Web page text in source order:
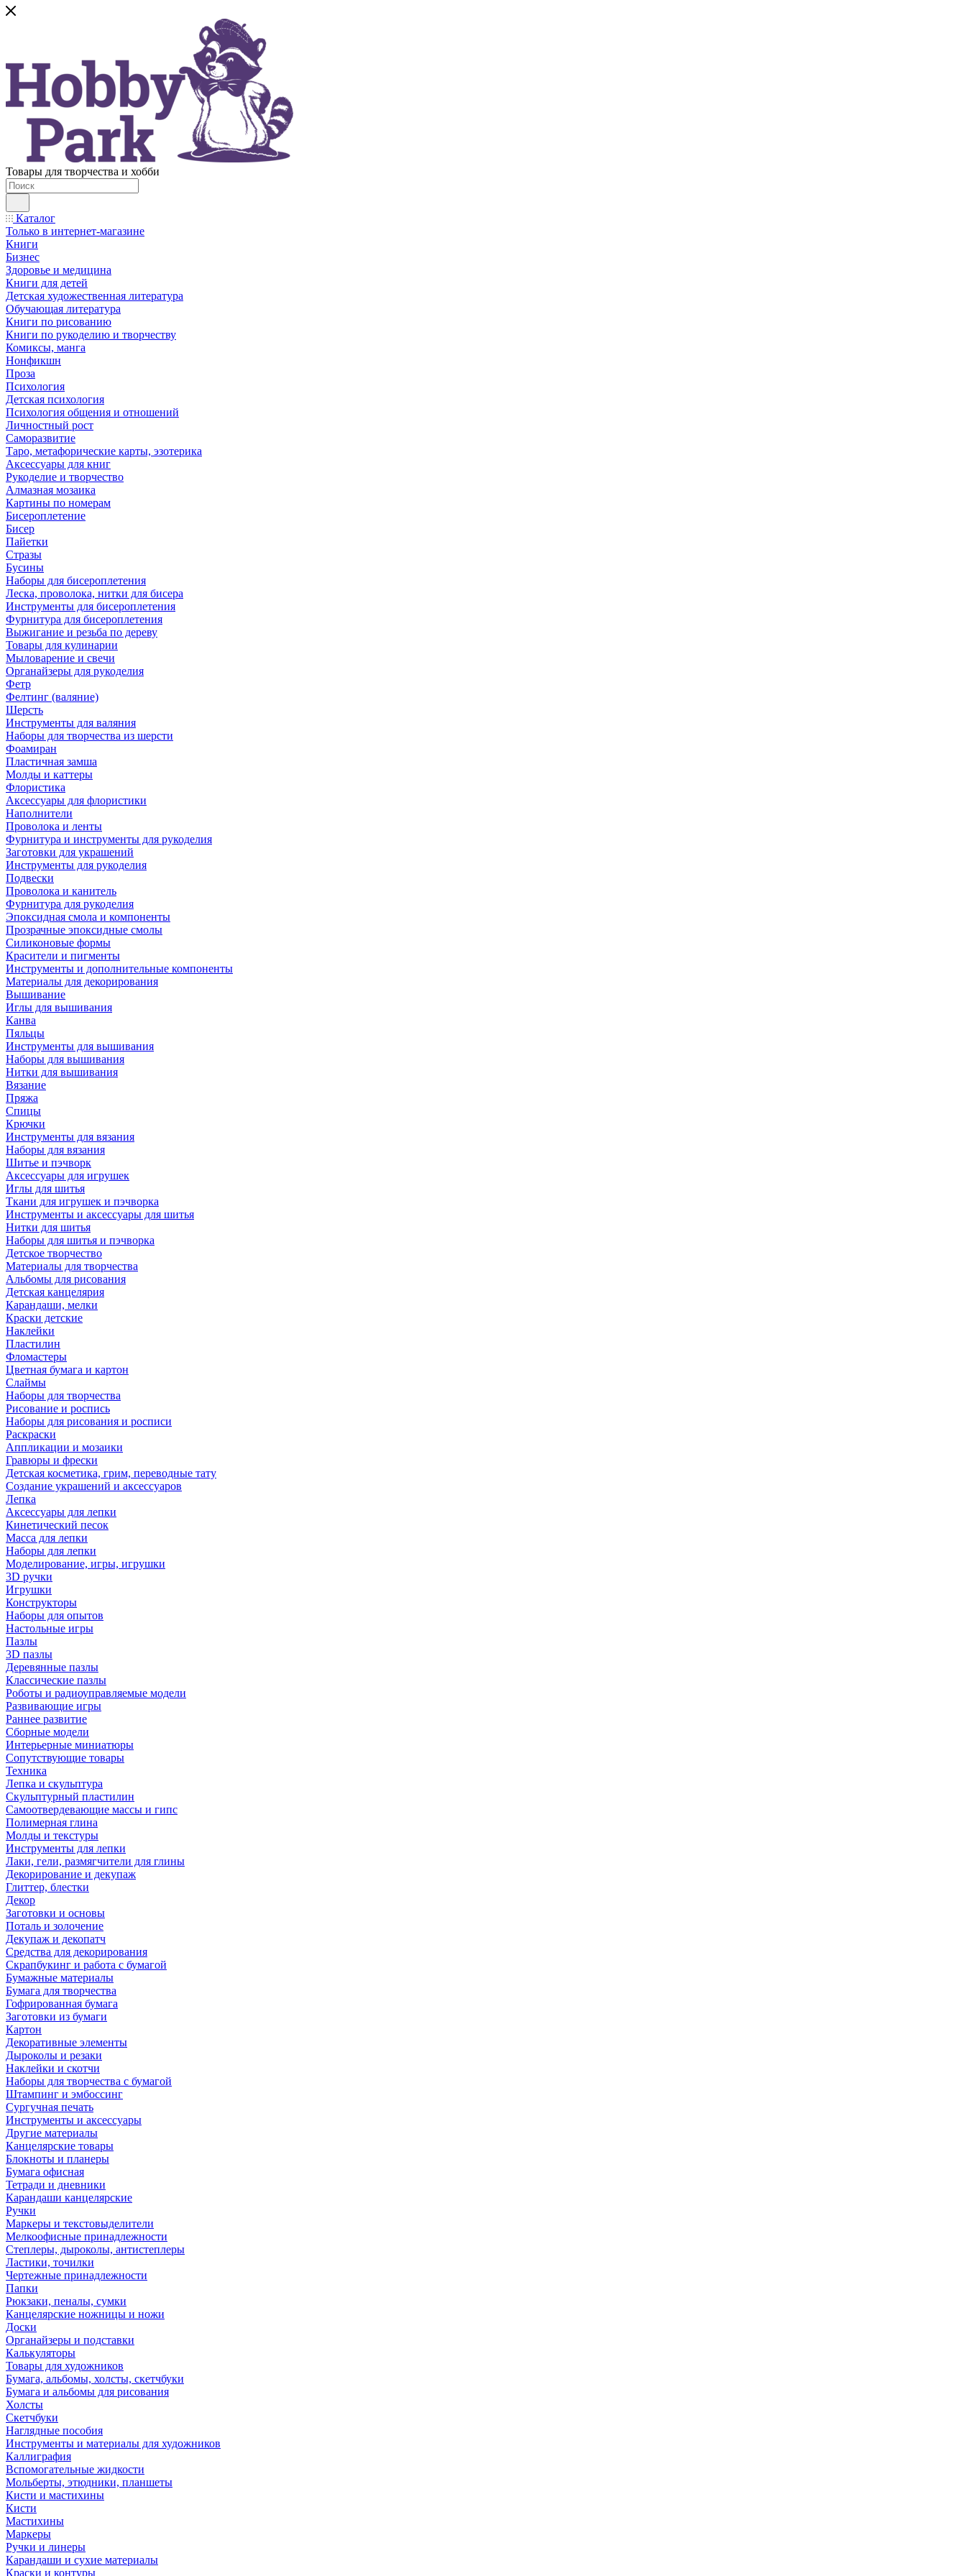
Товары для творчества и хобби
Каталог
Только в интернет-магазине
Книги
Бизнес
Здоровье и медицина
Книги для детей
Детская художественная литература
Обучающая литература
Книги по рисованию
Книги по рукоделию и творчеству
Комиксы, манга
Нонфикшн
Проза
Психология
Детская психология
Психология общения и отношений
Личностный рост
Саморазвитие
Таро, метафорические карты, эзотерика
Аксессуары для книг
Рукоделие и творчество
Алмазная мозаика
Картины по номерам
Бисероплетение
Бисер
Пайетки
Стразы
Бусины
Наборы для бисероплетения
Леска, проволока, нитки для бисера
Инструменты для бисероплетения
Фурнитура для бисероплетения
Выжигание и резьба по дереву
Товары для кулинарии
Мыловарение и свечи
Органайзеры для рукоделия
Фетр
Фелтинг (валяние)
Шерсть
Инструменты для валяния
Наборы для творчества из шерсти
Фоамиран
Пластичная замша
Молды и каттеры
Флористика
Аксессуары для флористики
Наполнители
Проволока и ленты
Фурнитура и инструменты для рукоделия
Заготовки для украшений
Инструменты для рукоделия
Подвески
Проволока и канитель
Фурнитура для рукоделия
Эпоксидная смола и компоненты
Прозрачные эпоксидные смолы
Силиконовые формы
Красители и пигменты
Инструменты и дополнительные компоненты
Материалы для декорирования
Вышивание
Иглы для вышивания
Канва
Пяльцы
Инструменты для вышивания
Наборы для вышивания
Нитки для вышивания
Вязание
Пряжа
Спицы
Крючки
Инструменты для вязания
Наборы для вязания
Шитье и пэчворк
Аксессуары для игрушек
Иглы для шитья
Ткани для игрушек и пэчворка
Инструменты и аксессуары для шитья
Нитки для шитья
Наборы для шитья и пэчворка
Детское творчество
Материалы для творчества
Альбомы для рисования
Детская канцелярия
Карандаши, мелки
Краски детские
Наклейки
Пластилин
Фломастеры
Цветная бумага и картон
Слаймы
Наборы для творчества
Рисование и роспись
Наборы для рисования и росписи
Раскраски
Аппликации и мозаики
Гравюры и фрески
Детская косметика, грим, переводные тату
Создание украшений и аксессуаров
Лепка
Аксессуары для лепки
Кинетический песок
Масса для лепки
Наборы для лепки
Моделирование, игры, игрушки
3D ручки
Игрушки
Конструкторы
Наборы для опытов
Настольные игры
Пазлы
3D пазлы
Деревянные пазлы
Классические пазлы
Роботы и радиоуправляемые модели
Развивающие игры
Раннее развитие
Сборные модели
Интерьерные миниатюры
Сопутствующие товары
Техника
Лепка и скульптура
Скульптурный пластилин
Самоотвердевающие массы и гипс
Полимерная глина
Молды и текстуры
Инструменты для лепки
Лаки, гели, размягчители для глины
Декорирование и декупаж
Глиттер, блестки
Декор
Заготовки и основы
Поталь и золочение
Декупаж и декопатч
Средства для декорирования
Скрапбукинг и работа с бумагой
Бумажные материалы
Бумага для творчества
Гофрированная бумага
Заготовки из бумаги
Картон
Декоративные элементы
Дыроколы и резаки
Наклейки и скотчи
Наборы для творчества с бумагой
Штампинг и эмбоссинг
Сургучная печать
Инструменты и аксессуары
Другие материалы
Канцелярские товары
Блокноты и планеры
Бумага офисная
Тетради и дневники
Карандаши канцелярские
Ручки
Маркеры и текстовыделители
Мелкоофисные принадлежности
Степлеры, дыроколы, антистеплеры
Ластики, точилки
Чертежные принадлежности
Папки
Рюкзаки, пеналы, сумки
Канцелярские ножницы и ножи
Доски
Органайзеры и подставки
Калькуляторы
Товары для художников
Бумага, альбомы, холсты, скетчбуки
Бумага и альбомы для рисования
Холсты
Скетчбуки
Наглядные пособия
Инструменты и материалы для художников
Каллиграфия
Вспомогательные жидкости
Мольберты, этюдники, планшеты
Кисти и мастихины
Кисти
Мастихины
Маркеры
Ручки и линеры
Карандаши и сухие материалы
Краски и контуры